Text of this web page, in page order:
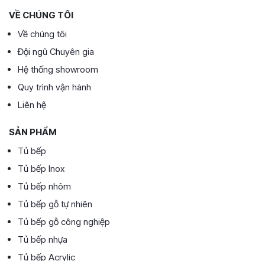
VỀ CHÚNG TÔI
Về chúng tôi
Đội ngũ Chuyên gia
Hệ thống showroom
Quy trình vận hành
Liên hệ
SẢN PHẨM
Tủ bếp
Tủ bếp Inox
Tủ bếp nhôm
Tủ bếp gỗ tự nhiên
Tủ bếp gỗ công nghiệp
Tủ bếp nhựa
Tủ bếp Acrylic